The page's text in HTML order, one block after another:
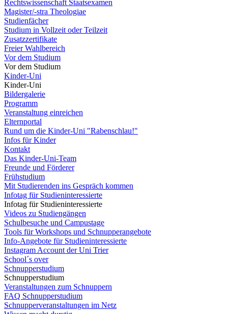
Rechtswissenschaft Staatsexamen
Magister/-stra Theologiae
Studienfächer
Studium in Vollzeit oder Teilzeit
Zusatzzertifikate
Freier Wahlbereich
Vor dem Studium
Vor dem Studium
Kinder-Uni
Kinder-Uni
Bildergalerie
Programm
Veranstaltung einreichen
Elternportal
Rund um die Kinder-Uni "Rabenschlau!"
Infos für Kinder
Kontakt
Das Kinder-Uni-Team
Freunde und Förderer
Frühstudium
Mit Studierenden ins Gespräch kommen
Infotag für Studieninteressierte
Infotag für Studieninteressierte
Videos zu Studiengängen
Schulbesuche und Campustage
Tools für Workshops und Schnupperangebote
Info-Angebote für Studieninteressierte
Instagram Account der Uni Trier
School´s over
Schnupperstudium
Schnupperstudium
Veranstaltungen zum Schnuppern
FAQ Schnupperstudium
Schnupperveranstaltungen im Netz